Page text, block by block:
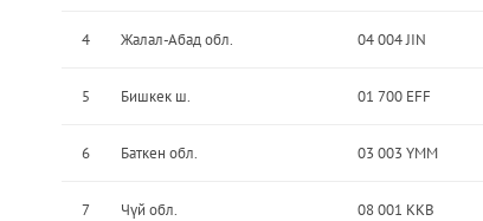
4 Жалал-Абад обл. 04 004 JIN
5 Бишкек ш. 01 700 EFF
6 Баткен обл. 03 003 YMM
7 Чүй обл. 08 001 KKB